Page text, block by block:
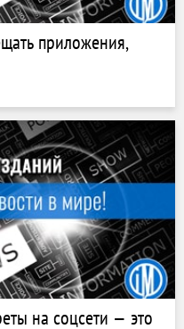
приложения,
на соцсети — это